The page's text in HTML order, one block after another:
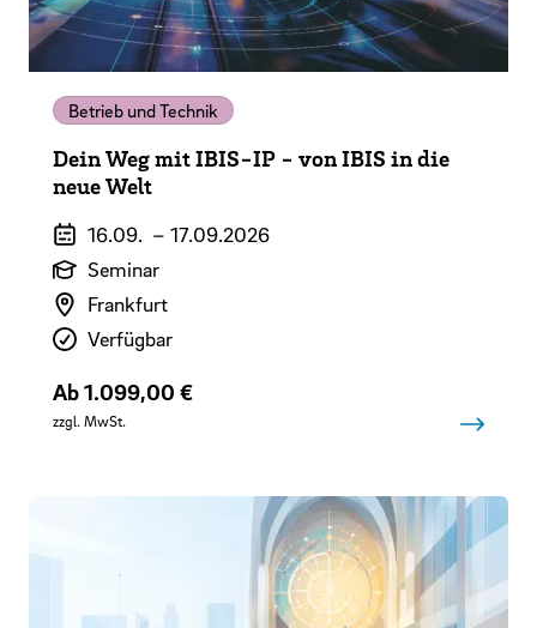
Betrieb und Technik
Dein Weg mit IBIS-IP - von IBIS in die
neue Welt
Veranstaltungszeitraum
16.09. – 17.09.2026
Art der Veranstaltung
Seminar
Veranstaltungsort
Frankfurt
Verfügbarkeit
Verfügbar
Preis
Ab 1.099,00 €
zzgl. MwSt.